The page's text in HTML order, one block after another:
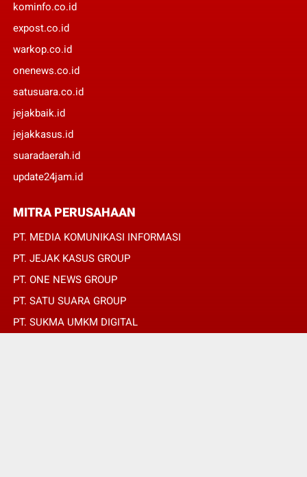
kominfo.co.id
expost.co.id
warkop.co.id
onenews.co.id
satusuara.co.id
jejakbaik.id
jejakkasus.id
suaradaerah.id
update24jam.id
MITRA PERUSAHAAN
PT. MEDIA KOMUNIKASI INFORMASI
PT. JEJAK KASUS GROUP
PT. ONE NEWS GROUP
PT. SATU SUARA GROUP
PT. SUKMA UMKM DIGITAL